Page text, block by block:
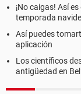
¡No caigas! Así
temporada
Así puedes
aplicación
Los científicos
antigüedad en